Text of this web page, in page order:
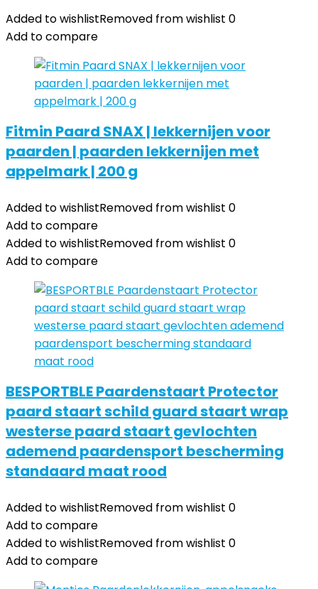
Added to wishlistRemoved from wishlist 0
Add to compare
Fitmin Paard SNAX | lekkernijen voor
paarden | paarden lekkernijen met
appelmark | 200 g
Added to wishlistRemoved from wishlist 0
Add to compare
Added to wishlistRemoved from wishlist 0
Add to compare
BESPORTBLE Paardenstaart Protector
paard staart schild guard staart wrap
westerse paard staart gevlochten
ademend paardensport bescherming
standaard maat rood
Added to wishlistRemoved from wishlist 0
Add to compare
Added to wishlistRemoved from wishlist 0
Add to compare